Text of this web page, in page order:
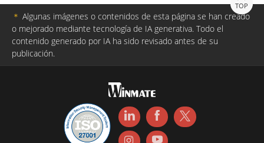
TOP
＊ Algunas imágenes o contenidos de esta página se han creado
o mejorado mediante tecnología de IA generativa. Todo el
contenido generado por IA ha sido revisado antes de su
publicación.